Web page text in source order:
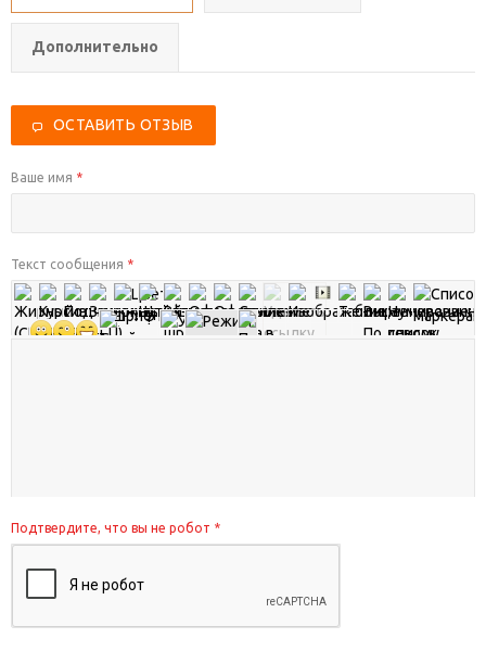
Дополнительно
ОСТАВИТЬ ОТЗЫВ
Ваше имя *
Текст сообщения *
Подтвердите, что вы не робот *